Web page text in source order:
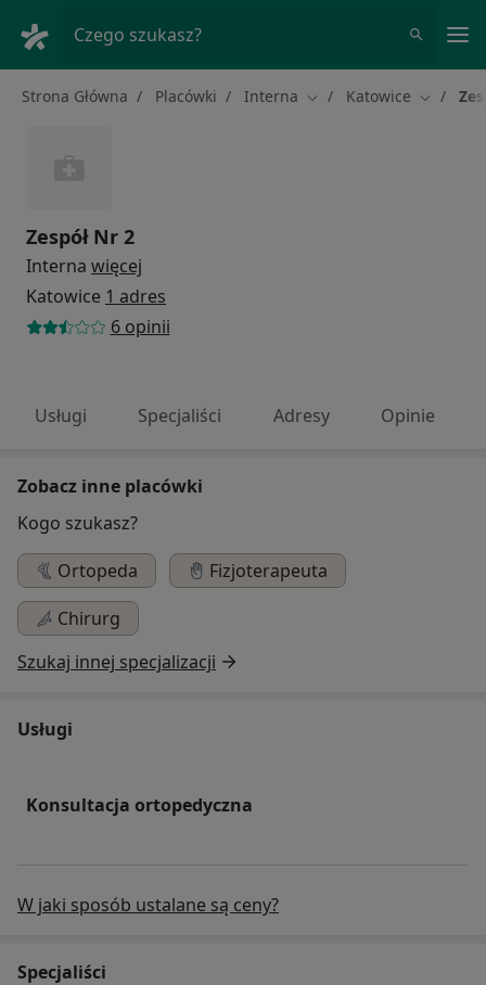
Czego szukasz?
Strona Główna Placówki Interna Zmień miasto
Katowice Zmień
Zespół Nr 2
Interna więcej
Katowice 1 adres
6 opinii
Usługi Specjaliści Adresy Opinie
Zobacz inne placówki
Kogo szukasz?
Ortopeda
Fizjoterapeuta
Chirurg
Szukaj innej specjalizacji
Usługi
Konsultacja ortopedyczna
W jaki sposób ustalane są ceny?
Specjaliści